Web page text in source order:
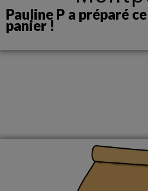
Pauline P a préparé ce
panier !